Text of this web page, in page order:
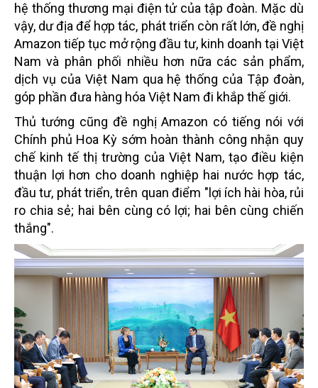
hệ thống thương mại điện tử của tập đoàn. Mặc dù
vậy, dư địa để hợp tác, phát triển còn rất lớn, đề nghị
Amazon tiếp tục mở rộng đầu tư, kinh doanh tại Việt
Nam và phân phối nhiều hơn nữa các sản phẩm,
dịch vụ của Việt Nam qua hệ thống của Tập đoàn,
góp phần đưa hàng hóa Việt Nam đi khắp thế giới.
Thủ tướng cũng đề nghị Amazon có tiếng nói với
Chính phủ Hoa Kỳ sớm hoàn thành công nhận quy
chế kinh tế thị trường của Việt Nam, tạo điều kiện
thuận lợi hơn cho doanh nghiệp hai nước hợp tác,
đầu tư, phát triển, trên quan điểm "lợi ích hài hòa, rủi
ro chia sẻ; hai bên cùng có lợi; hai bên cùng chiến
thắng".